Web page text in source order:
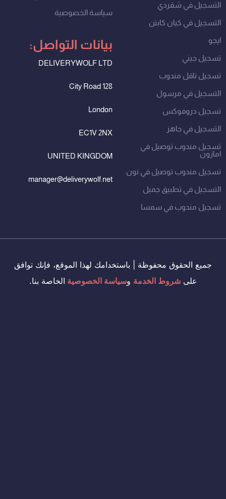
التسجيل في شقردي
التسجيل في كيان كابتن
ايجو
تسجيل جيني
تسجيل ناقل مندوب
التسجيل في مرسول
تسجيل دروفوكس
التسجيل في جاهز
تسجيل مندوب توصيل في
امازون
تسجيل مندوب توصيل في نون
التسجيل في تطبيق جميل
تسجيل مندوب في سمسا
سياسة الخصوصية
بيانات التواصل:
DELIVERYWOLF LTD
128 City Road
London
EC1V 2NX
UNITED KINGDOM
manager@deliverywolf.net
جميع الحقوق محفوظة | باستخدامك لهذا الموقع، فإنك توافق
علىشروط الخدمة وسياسة الخصوصية الخاصة بنا.